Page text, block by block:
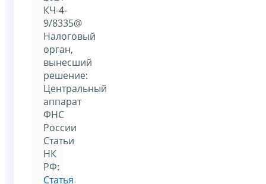
КЧ-4-
9/8335@
Налоговый
орган,
вынесший
решение:
Центральный
аппарат
ФНС
России
Статьи
НК
РФ:
Статья